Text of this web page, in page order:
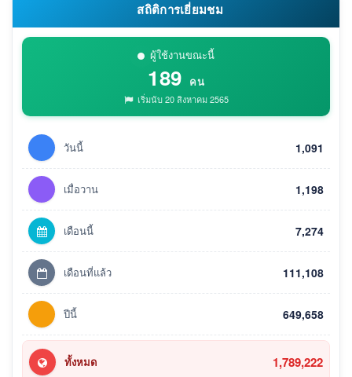
สถิติการเยี่ยมชม
ผู้ใช้งานขณะนี้
189 คน
เริ่มนับ 20 สิงหาคม 2565
วันนี้ 1,091
เมื่อวาน 1,198
เดือนนี้ 7,274
เดือนที่แล้ว 111,108
ปีนี้ 649,658
ทั้งหมด 1,789,222